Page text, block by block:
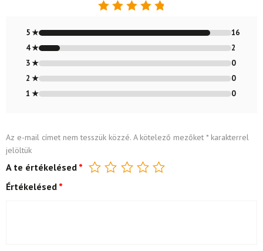
4.89/ 5
5 ★
16
4 ★
2
3 ★
0
2 ★
0
1 ★
0
Az e-mail címet nem tesszük közzé. A kötelező mezőket *karakterrel
jelöltük
A te értékelésed *
Értékelésed *